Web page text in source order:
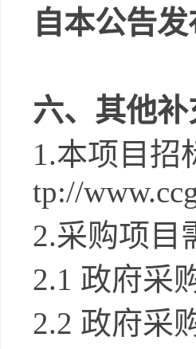
自本公告
六、其他
1.本项目招
tp://
2.采购项目
2.1 政府采
2.2 政府采